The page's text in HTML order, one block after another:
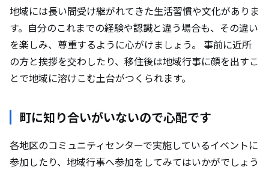
地域には長い間受け継がれてきた生活習慣や文化がありま
す。自分のこれまでの経験や認識と違う場合も、その違い
を楽しみ、尊重するように心がけましょう。 事前に近所
の方と挨拶を交わしたり、移住後は地域行事に顔を出すこ
とで地域に溶けこむ土台がつくられます。
町に知り合いがいないので心配です
各地区のコミュニティセンターで実施しているイベントに
参加したり、地域行事へ参加をしてみてはいかがでしょう